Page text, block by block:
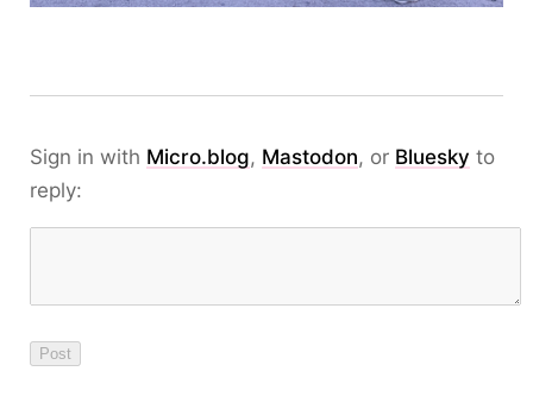
Sign in with Micro.blog, Mastodon, or Bluesky to
reply: